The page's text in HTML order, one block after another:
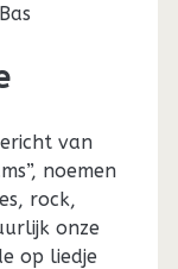
Bas
van
noemen
rock,
onze
op liedje